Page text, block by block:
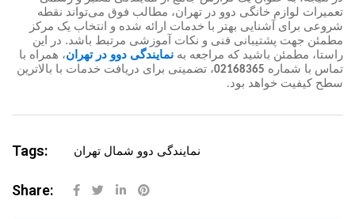
تعمیرات لوازم خانگی دوو در تهران، مطالب فوق می‌تواند نقطه
شروعی برای آشنایی بهتر با خدمات ارائه شده و انتخاب یک مرکز
مطمئن جهت پشتیبانی فنی و نکات آموزشی مرتبط باشد. در این
راستا، مطمئن باشید که مراجعه به نمایندگی دوو در تهران، همراه با
تماس با شماره 02168365، تضمینی برای دریافت خدمات با بالاترین
سطح کیفیت خواهد بود.
Tags: نمایندگی دوو شمال تهران
Share: